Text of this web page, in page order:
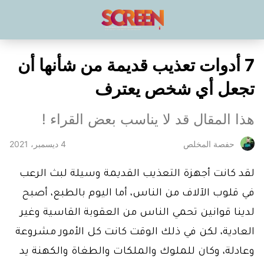
7 أدوات تعذيب قديمة من شأنها أن
تجعل أي شخص يعترف
هذا المقال قد لا يناسب بعض القراء !
حفصة المخلص 4 ديسمبر، 2021
لقد كانت أجهزة التعذيب القديمة وسيلة لبث الرعب
في قلوب الآلاف من الناس، أما اليوم بالطبع، أصبح
لدينا قوانين تحمي الناس من العقوبة القاسية وغير
العادية، لكن في ذلك الوقت كانت كل الأمور مشروعة
وعادلة، وكان للملوك والملكات والطغاة والكهنة يد